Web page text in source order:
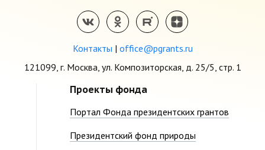
Контакты | office@pgrants.ru
121099, г. Москва, ул. Композиторская, д. 25/5, стр. 1
Проекты фонда
Портал Фонда президентских грантов
Президентский фонд природы